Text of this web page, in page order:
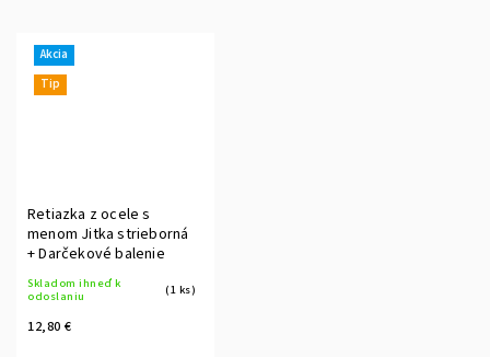
Akcia
Tip
Retiazka z ocele s
menom Jitka strieborná
+ Darčekové balenie
Skladom ihneď k
odoslaniu
(1 ks)
12,80 €